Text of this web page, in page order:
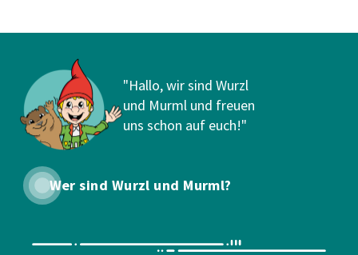
"Hallo, wir sind Wurzl
und Murml und freuen
uns schon auf euch!"
Wer sind Wurzl und Murml?